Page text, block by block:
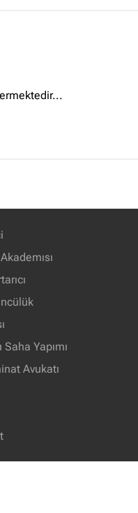
Yapımı
Avukatı